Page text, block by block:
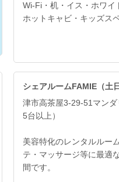
Wi-Fi・机・イス・ホワイ
ホットキャビ・キッズス
シェアルームFAMIE（土
津市高茶屋3-29-51マン
5台以上）
美容特化のレンタルルー
テ・マッサージ等に最適
間です。